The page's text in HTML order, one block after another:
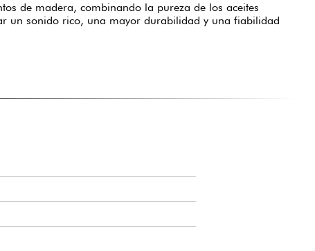
de madera, combinando la pureza de los aceites
un sonido rico, una mayor durabilidad y una fiabilidad